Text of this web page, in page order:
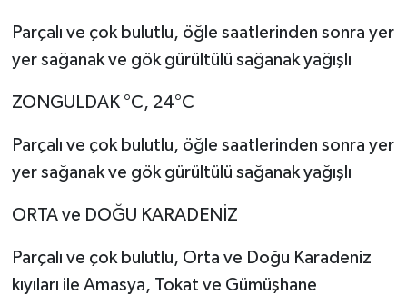
Parçalı ve çok bulutlu, öğle saatlerinden sonra yer
yer sağanak ve gök gürültülü sağanak yağışlı
ZONGULDAK °C, 24°C
Parçalı ve çok bulutlu, öğle saatlerinden sonra yer
yer sağanak ve gök gürültülü sağanak yağışlı
ORTA ve DOĞU KARADENİZ
Parçalı ve çok bulutlu, Orta ve Doğu Karadeniz
kıyıları ile Amasya, Tokat ve Gümüşhane